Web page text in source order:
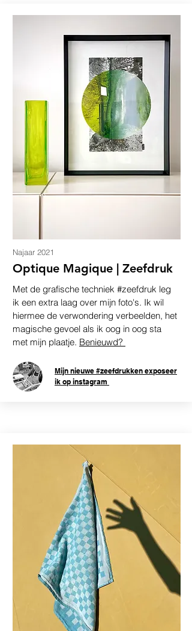
Najaar 2021
Optique Magique | Zeefdruk
Met de grafische techniek #zeefdruk leg
ik een extra laag over mijn foto's. Ik wil
hiermee de verwondering verbeelden, het
magische gevoel als ik oog in oog sta
met mijn plaatje. Benieuwd?
Mijn nieuwe #zeefdrukken exposeer
ik op instagram